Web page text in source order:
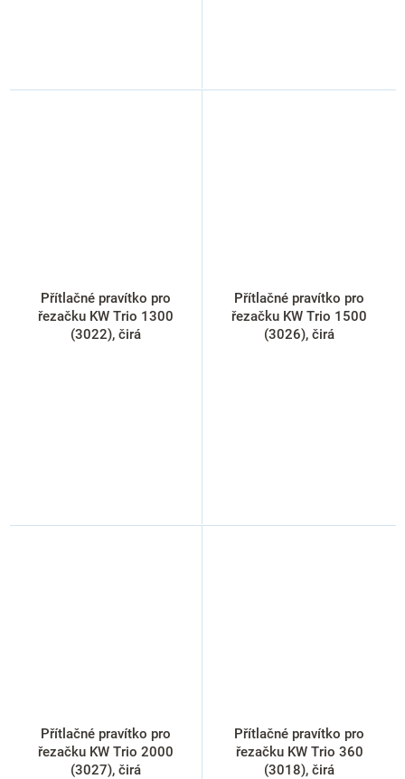
Přítlačné pravítko pro
řezačku KW Trio 1300
(3022), čirá
Přítlačné pravítko pro
řezačku KW Trio 1500
(3026), čirá
Přítlačné pravítko pro
řezačku KW Trio 2000
(3027), čirá
Přítlačné pravítko pro
řezačku KW Trio 360
(3018), čirá